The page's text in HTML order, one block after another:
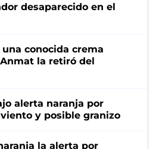
desaparecido en el
conocida crema
la retiró del
alerta naranja por
y posible granizo
la alerta por